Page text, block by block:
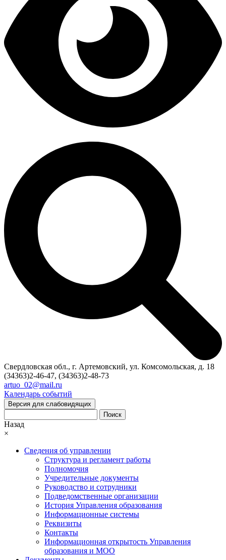
Свердловская обл., г. Артемовский, ул. Комсомольская, д. 18
(34363)2-46-47, (34363)2-48-73
artuo_02@mail.ru
Календарь событий
Версия для слабовидящих
Поиск
Назад
×
Сведения об управлении
Структура и регламент работы
Полномочия
Учредительные документы
Руководство и сотрудники
Подведомственные организации
История Управления образования
Информационные системы
Реквизиты
Контакты
Информационная открытость Управления
образования и МОО